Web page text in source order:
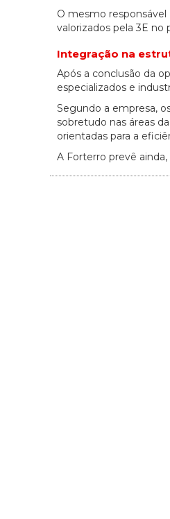
O mesmo
valorizados pela 3E
Integração na
Após a conclusão da
especializados e
Segundo a empresa,
sobretudo nas áreas
orientadas para a
A Forterro prevê